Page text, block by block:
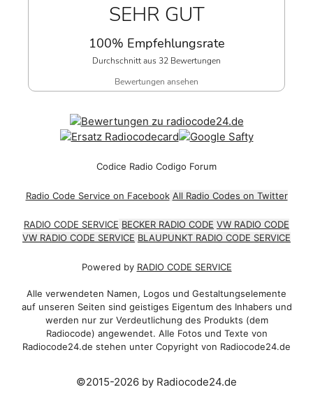
SEHR GUT
100% Empfehlungsrate
Durchschnitt aus 32 Bewertungen
Bewertungen ansehen
Codice Radio Codigo Forum
Radio Code Service on Facebook All Radio Codes on Twitter
RADIO CODE SERVICE BECKER RADIO CODE VW RADIO CODE
VW RADIO CODE SERVICE BLAUPUNKT RADIO CODE SERVICE
Powered by RADIO CODE SERVICE
Alle verwendeten Namen, Logos und Gestaltungselemente
auf unseren Seiten sind geistiges Eigentum des Inhabers und
werden nur zur Verdeutlichung des Produkts (dem
Radiocode) angewendet. Alle Fotos und Texte von
Radiocode24.de stehen unter Copyright von Radiocode24.de
©2015-2026 by Radiocode24.de